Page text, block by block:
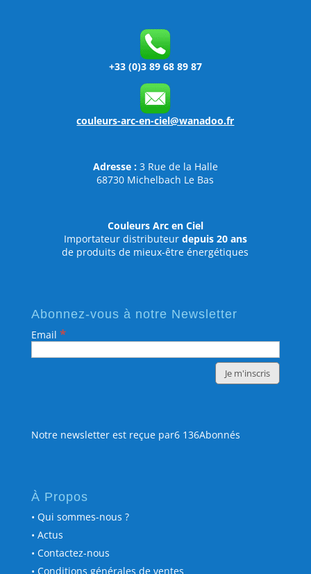
+33 (0)3 89 68 89 87
couleurs-arc-en-ciel@wanadoo.fr
Adresse : 3 Rue de la Halle
68730 Michelbach Le Bas
Couleurs Arc en Ciel
Importateur distributeur depuis 20 ans
de produits de mieux-être énergétiques
Abonnez-vous à notre Newsletter
Email *
Notre newsletter est reçue par6 136Abonnés
À Propos
• Qui sommes-nous ?
• Actus
• Contactez-nous
• Conditions générales de ventes